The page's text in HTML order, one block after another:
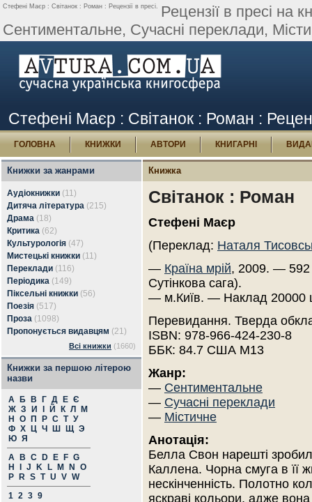
Стефені Маєр : Світанок : Роман : Рецензії в пресі. Рецензії в пресі на
Сентиментальне, Сучасні переклади,
Стефені Маєр : Світанок : Роман :
ГОЛОВНА КНИЖКИ АВТОРИ КНИГАРНІ
Книжки за жанрами
Аудіокнижки (11)
Дитяча література (215)
Драма (18)
Критика (62)
Культурологія (47)
Мистецькі книжки (11)
Переклади (116)
Періодика (149)
Піксельні книжки (56)
Поезія (517)
Проза (1098)
Пропонується видавцям (21)
Всі книжки (1660)
Книжки за першою літерою
назви
А Б В Г Д Е Є
Ж З И Й К Л
М
Н
О П Р С Т У
Ф Х Ц Ч Ш Щ Э
Ю Я
A
B C D E F G
H
J K L M N
O
P
R S T U V W
1 2 3 9
Книжка
Світанок : Роман
Стефені Маєр
(Переклад: Наталя
— Країна мрій, 2009. —
Сутінкова сага).
— м.Київ. — Наклад 20000
Перевидання. Тверда
ISBN: 978-966-424-230-8
ББК: 84.7 США М13
Жанр:
— Сентиментальне
— Сучасні переклади
— Містичне
Анотація:
Белла Свон нарешті
Каллена. Чорна смуга в її
нескінченність. Полотно
яскраві кольори, адже